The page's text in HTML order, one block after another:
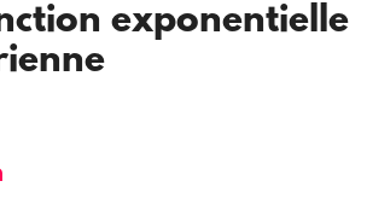
exponentielle